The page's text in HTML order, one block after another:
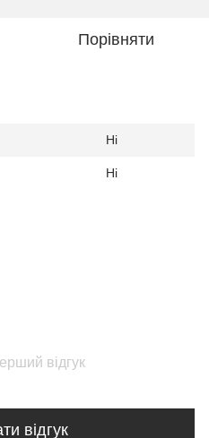
Порівняти
Ні
Ні
відгук
відгук